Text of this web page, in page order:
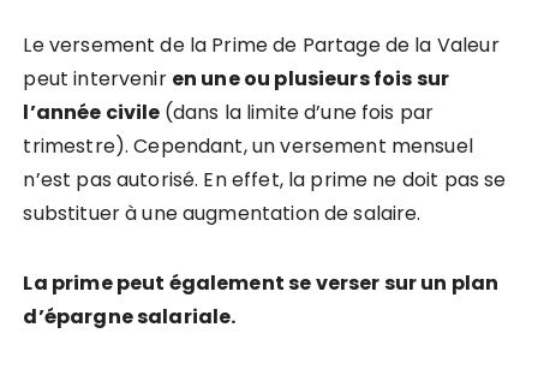
Le versement de la Prime de Partage de la Valeur
peut intervenir en une ou plusieurs fois sur
l’année civile (dans la limite d’une fois par
trimestre). Cependant, un versement mensuel
n’est pas autorisé. En effet, la prime ne doit pas se
substituer à une augmentation de salaire.
La prime peut également se verser sur un plan
d’épargne salariale.